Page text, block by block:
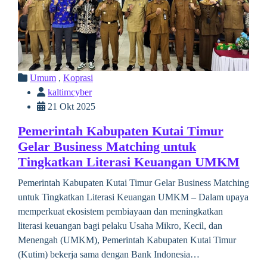
Umum , Koprasi
kaltimcyber
21 Okt 2025
Pemerintah Kabupaten Kutai Timur
Gelar Business Matching untuk
Tingkatkan Literasi Keuangan UMKM
Pemerintah Kabupaten Kutai Timur Gelar Business Matching
untuk Tingkatkan Literasi Keuangan UMKM – Dalam upaya
memperkuat ekosistem pembiayaan dan meningkatkan
literasi keuangan bagi pelaku Usaha Mikro, Kecil, dan
Menengah (UMKM), Pemerintah Kabupaten Kutai Timur
(Kutim) bekerja sama dengan Bank Indonesia…